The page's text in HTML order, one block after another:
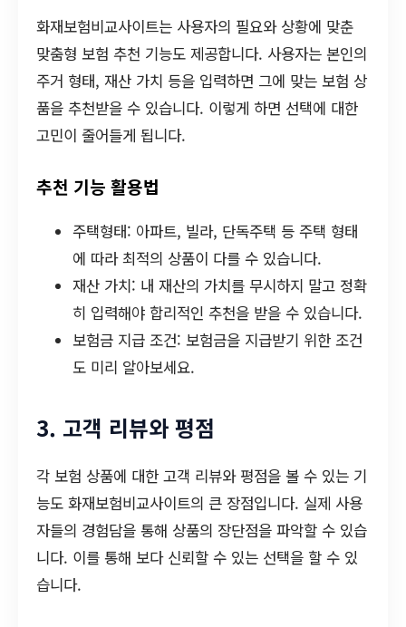
화재보험비교사이트는 사용자의 필요와 상황에 맞춘
맞춤형 보험 추천 기능도 제공합니다. 사용자는 본인의
주거 형태, 재산 가치 등을 입력하면 그에 맞는 보험 상
품을 추천받을 수 있습니다. 이렇게 하면 선택에 대한
고민이 줄어들게 됩니다.
추천 기능 활용법
주택형태: 아파트, 빌라, 단독주택 등 주택 형태
에 따라 최적의 상품이 다를 수 있습니다.
재산 가치: 내 재산의 가치를 무시하지 말고 정확
히 입력해야 합리적인 추천을 받을 수 있습니다.
보험금 지급 조건: 보험금을 지급받기 위한 조건
도 미리 알아보세요.
3. 고객 리뷰와 평점
각 보험 상품에 대한 고객 리뷰와 평점을 볼 수 있는 기
능도 화재보험비교사이트의 큰 장점입니다. 실제 사용
자들의 경험담을 통해 상품의 장단점을 파악할 수 있습
니다. 이를 통해 보다 신뢰할 수 있는 선택을 할 수 있
습니다.